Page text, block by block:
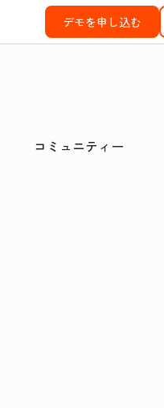
デモを申し込む
コミュニティー